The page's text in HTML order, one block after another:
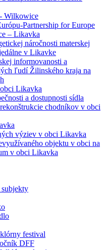
Wilkowice
Partnership for Europe
– Likavka
náročnosti materskej
v Likavke
informovanosti a
ľudí Žilinského kraja na
Likavka
a dostupnosti sídla
chodníkov v obci
výziev v obci Likavka
objektu v obci na
v obci Likavka
festival
DFF